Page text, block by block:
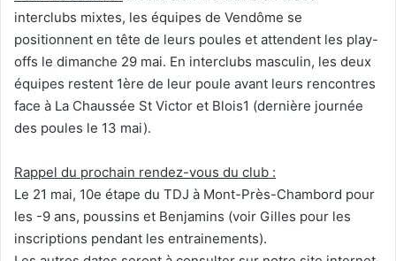
interclubs mixtes, les équipes de Vendôme se
positionnent en tête de leurs poules et attendent les play-
offs le dimanche 29 mai. En interclubs masculin, les deux
équipes restent 1ère de leur poule avant leurs rencontres
face à La Chaussée St Victor et Blois1 (dernière journée
des poules le 13 mai).
Rappel du prochain rendez-vous du club :
Le 21 mai, 10e étape du TDJ à Mont-Près-Chambord pour
les -9 ans, poussins et Benjamins (voir Gilles pour les
inscriptions pendant les entrainements).